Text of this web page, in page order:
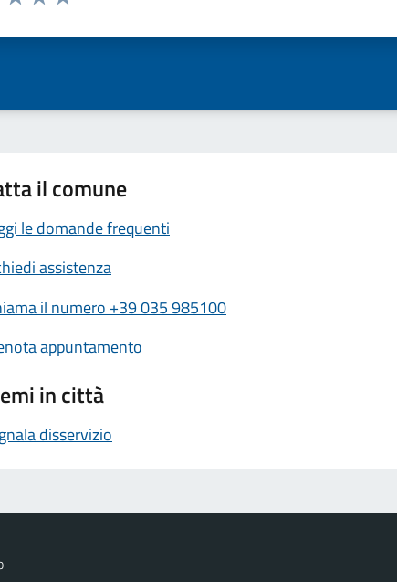
il comune
le domande frequenti
assistenza
il numero +39 035 985100
appuntamento
in città
disservizio